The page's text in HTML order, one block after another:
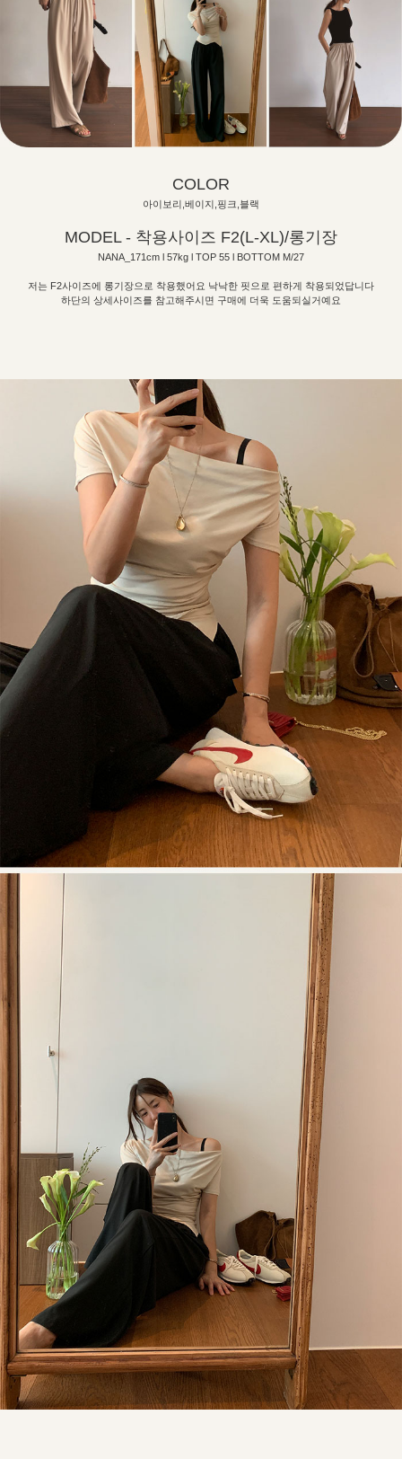
COLOR
아이보리,베이지,핑크,블랙
MODEL - 착용사이즈 F2(L-XL)/롱기장
NANA_171cm l 57kg l TOP 55 l BOTTOM M/27
저는 F2사이즈에 롱기장으로 착용했어요 낙낙한 핏으로 편하게 착용되었답니다
하단의 상세사이즈를 참고해주시면 구매에 더욱 도움되실거예요